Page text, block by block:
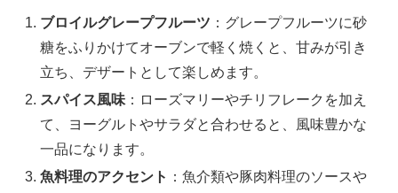
ブロイルグレープフルーツ ：グレープフルーツに砂
糖をふりかけてオーブンで軽く焼くと、甘みが引き
立ち、デザートとして楽しめます。
スパイス風味 ：ローズマリーやチリフレークを加え
て、ヨーグルトやサラダと合わせると、風味豊かな
一品になります。
魚料理のアクセント ：魚介類や豚肉料理のソースや